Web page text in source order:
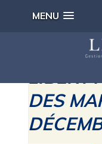
MENU
DES